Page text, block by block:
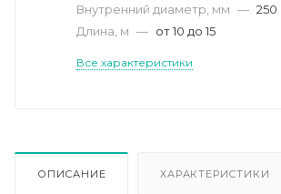
Внутренний диаметр, мм — 250
Длина, м — от 10 до 15
Все характеристики
ОПИСАНИЕ ХАРАКТЕРИСТИКИ